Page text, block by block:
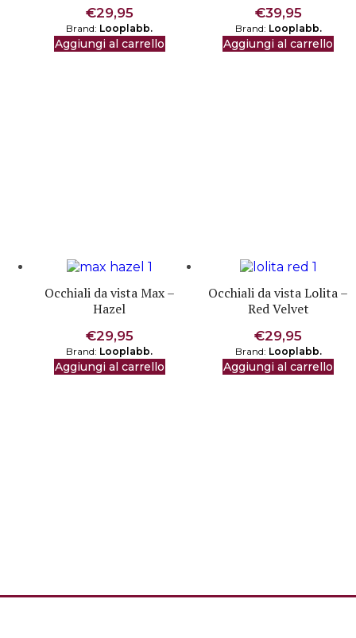
€29,95
Brand: Looplabb.
Aggiungi al carrello
€39,95
Brand: Looplabb.
Aggiungi al carrello
Occhiali da vista Max –
Hazel
€29,95
Brand: Looplabb.
Aggiungi al carrello
Occhiali da vista Lolita –
Red Velvet
€29,95
Brand: Looplabb.
Aggiungi al carrello